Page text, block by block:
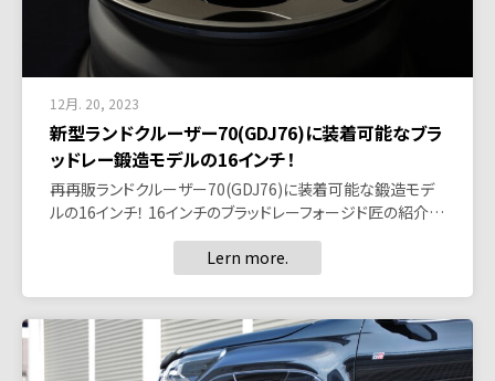
12月. 20, 2023
新型ランドクルーザー70(GDJ76)に装着可能なブラ
ッドレー鍛造モデルの16インチ！
再再販ランドクルーザー70(GDJ76)に装着可能な鍛造モデ
ルの16インチ！ 16インチのブラッドレーフォージド匠の紹介…
Lern more.